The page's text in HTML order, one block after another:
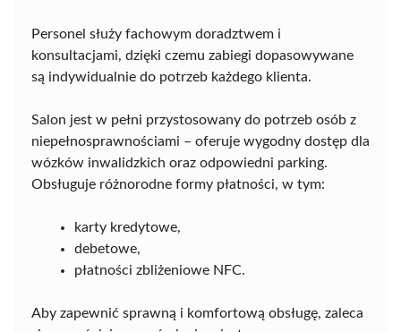
Personel służy fachowym doradztwem i
konsultacjami, dzięki czemu zabiegi dopasowywane
są indywidualnie do potrzeb każdego klienta.
Salon jest w pełni przystosowany do potrzeb osób z
niepełnosprawnościami – oferuje wygodny dostęp dla
wózków inwalidzkich oraz odpowiedni parking.
Obsługuje różnorodne formy płatności, w tym:
karty kredytowe,
debetowe,
płatności zbliżeniowe NFC.
Aby zapewnić sprawną i komfortową obsługę, zaleca